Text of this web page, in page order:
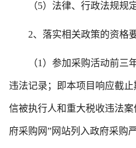
（5）法律、行政法规规
2、落实相关政策的资格
（1）参加采购活动前三
违法记录；即本项目响应截
信被执行人和重大税收违法
府采购网”网站列入政府采购